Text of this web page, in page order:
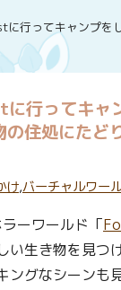
に行ってキャンプを
行ってキャ
の住処にたど
ー:
け,バーチャルワー
ーワールド「
い生き物を見
グなシーンも